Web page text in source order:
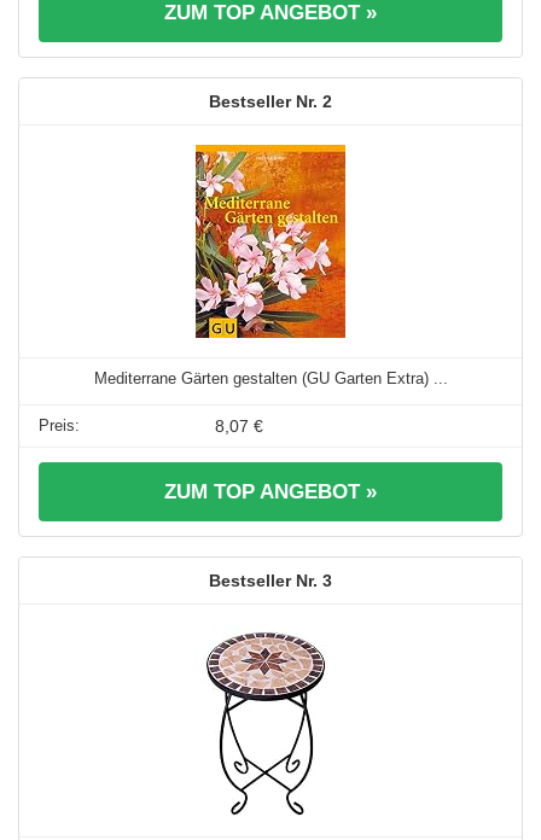
ZUM TOP ANGEBOT »
2
Mediterrane Gärten gestalten (GU Garten Extra) ...
8,07 €
ZUM TOP ANGEBOT »
3